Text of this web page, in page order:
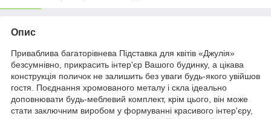
Опис
Приваблива багаторівнева Підставка для квітів «Джулія»
безсумнівно, прикрасить інтер'єр Вашого будинку, а цікава
конструкція поличок не залишить без уваги будь-якого увійшов
гостя. Поєднання хромованого металу і скла ідеально
доповнювати будь-меблевий комплект, крім цього, він може
стати заключним виробом у формуванні красивого інтер'єру,